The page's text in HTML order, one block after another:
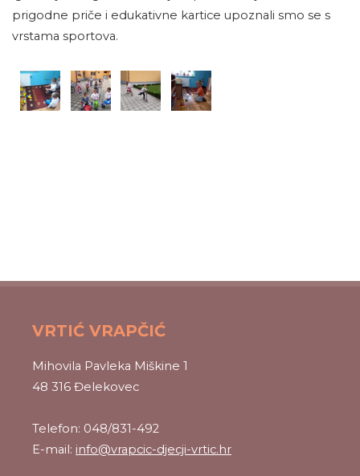
prigodne priče i edukativne kartice upoznali smo se s
vrstama sportova.
VRTIĆ VRAPČIĆ
Mihovila Pavleka Miškine 1
48 316 Đelekovec
Telefon: 048/831-492
E-mail: info@vrapcic-djecji-vrtic.hr